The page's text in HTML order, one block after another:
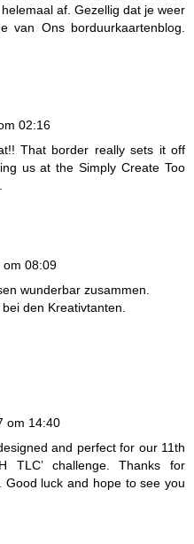
af. Gezellig dat je weer
van Ons borduurkaartenblog.
02:16
That border really sets it off
us at the Simply Create Too
om 08:09
wunderbar zusammen.
den Kreativtanten.
om 14:40
and perfect for our 11th
TLC’ challenge. Thanks for
luck and hope to see you